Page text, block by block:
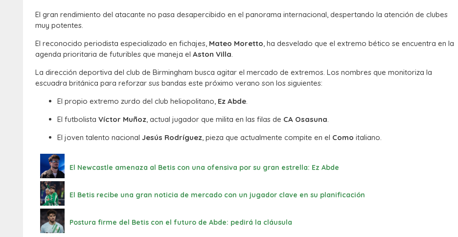
El gran rendimiento del atacante no pasa desapercibido en el panorama internacional, despertando la atención de clubes
muy potentes.
El reconocido periodista especializado en fichajes, Mateo Moretto , ha desvelado que el extremo bético se encuentra en la
agenda prioritaria de futuribles que maneja el Aston Villa
La dirección deportiva del club de Birmingham busca agitar el mercado de extremos. Los nombres que monitoriza la
escuadra británica para reforzar sus bandas este próximo verano son los siguientes:
El propio extremo zurdo del club heliopolitano, Ez Abde
El futbolista Víctor Muñoz , actual jugador que milita en las filas de CA Osasuna
El joven talento nacional Jesús Rodríguez , pieza que actualmente compite en el Como italiano.
El Newcastle amenaza al Betis con una ofensiva por su gran estrella: Ez Abde
El Betis recibe una gran noticia de mercado con un jugador clave en su planificación
Postura firme del Betis con el futuro de Abde: pedirá la cláusula